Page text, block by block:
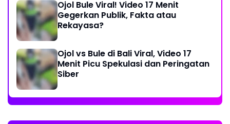
Ojol Bule Viral! Video 17 Menit
Gegerkan Publik, Fakta atau
Rekayasa?
Ojol vs Bule di Bali Viral, Video 17
Menit Picu Spekulasi dan Peringatan
Siber